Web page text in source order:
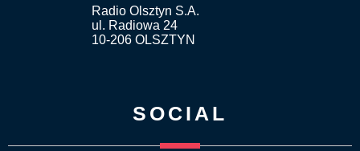
Radio Olsztyn S.A.
ul. Radiowa 24
10-206 OLSZTYN
SOCIAL